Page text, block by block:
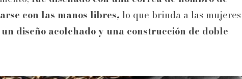
con las manos libres, lo que brinda a las mujeres
un diseño acolchado y una construcción de doble